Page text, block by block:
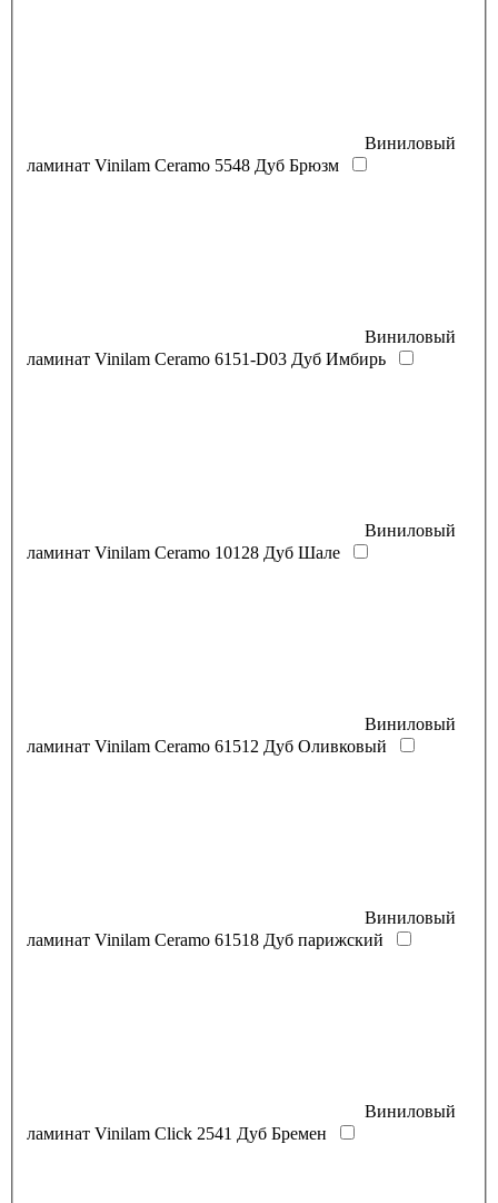
Виниловый
ламинат Vinilam Ceramo 5548 Дуб Брюзм
Виниловый
ламинат Vinilam Ceramo 6151-D03 Дуб Имбирь
Виниловый
ламинат Vinilam Ceramo 10128 Дуб Шале
Виниловый
ламинат Vinilam Ceramo 61512 Дуб Оливковый
Виниловый
ламинат Vinilam Ceramo 61518 Дуб парижский
Виниловый
ламинат Vinilam Click 2541 Дуб Бремен